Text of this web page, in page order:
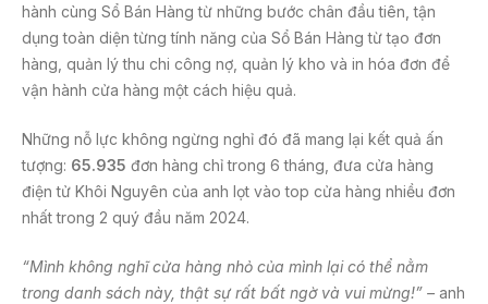
hành cùng Sổ Bán Hàng từ những bước chân đầu tiên, tận
dụng toàn diện từng tính năng của Sổ Bán Hàng từ tạo đơn
hàng, quản lý thu chi công nợ, quản lý kho và in hóa đơn để
vận hành cửa hàng một cách hiệu quả.
Những nỗ lực không ngừng nghỉ đó đã mang lại kết quả ấn
tượng: 65.935 đơn hàng chỉ trong 6 tháng, đưa cửa hàng
điện tử Khôi Nguyên của anh lọt vào top cửa hàng nhiều đơn
nhất trong 2 quý đầu năm 2024.
“Mình không nghĩ cửa hàng nhỏ của mình lại có thể nằm
trong danh sách này, thật sự rất bất ngờ và vui mừng!” – anh